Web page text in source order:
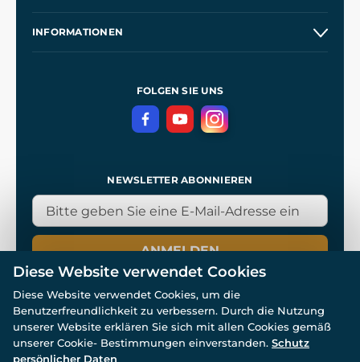
Kontakt
INFORMATIONEN
DatenschutzerklärungFOLGEN SIE UNS
NEWSLETTER ABONNIEREN
ANMELDEN
© Alle Rechte vorbehalten. www.wulflund.de 2007-2026.
Powered by
Diese Website verwendet Cookies
Diese Website verwendet Cookies, um die
Benutzerfreundlichkeit zu verbessern. Durch die Nutzung
unserer Website erklären Sie sich mit allen Cookies gemäß
unserer Cookie- Bestimmungen einverstanden. Schutz
persönlicher Daten